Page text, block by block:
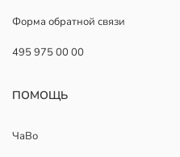
Форма обратной связи
495 975 00 00
ПОМОЩЬ
ЧаВо